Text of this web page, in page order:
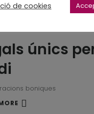
únics
boniques
de cookies